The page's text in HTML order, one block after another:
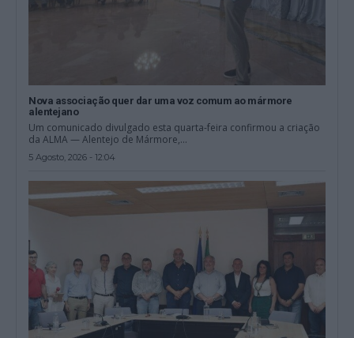
Nova associação quer dar uma voz comum ao mármore
alentejano
Um comunicado divulgado esta quarta-feira confirmou a criação
da ALMA — Alentejo de Mármore,...
5 Agosto, 2026 - 12:04